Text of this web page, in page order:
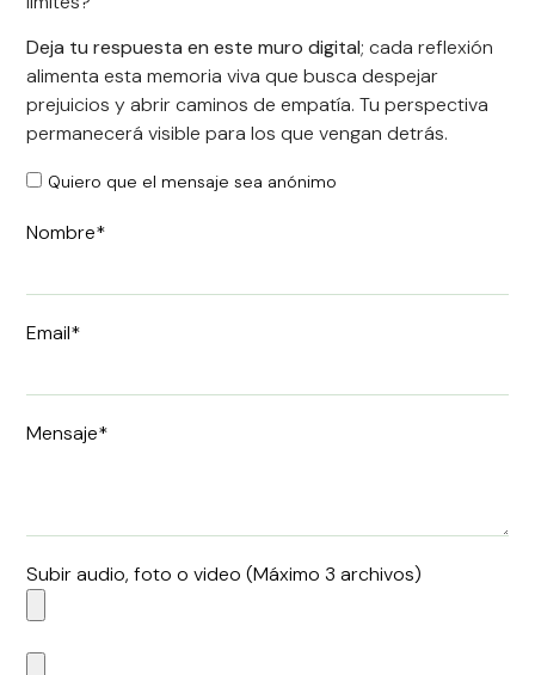
Deja tu respuesta en este muro digital; cada reflexión
alimenta esta memoria viva que busca despejar
prejuicios y abrir caminos de empatía. Tu perspectiva
permanecerá visible para los que vengan detrás.
Quiero que el mensaje sea anónimo
Nombre*
Email*
Mensaje*
Subir audio, foto o video (Máximo 3 archivos)